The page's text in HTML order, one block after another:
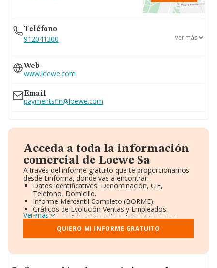
Teléfono
912041300
914315274
911538181
912041400
Ver más
Web
www.loewe.com
Email
paymentsfin@loewe.com
Acceda a toda la información
comercial de Loewe Sa
A través del informe gratuito que te proporcionamos
desde Einforma, donde vas a encontrar:
Datos identificativos: Denominación, CIF,
Teléfono, Domicilio.
Informe Mercantil Completo (BORME).
Gráficos de Evolución Ventas y Empleados.
Consejo de Administración y Administradores.
Directivos y Ejecutivos.
Accionistas.
Participaciones y Vinculaciones en otras empresas.
Información oficial y registral complementaria.
Ver más
QUIERO MI INFORME GRATUITO